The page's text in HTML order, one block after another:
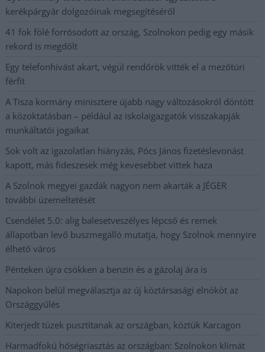
kerékpárgyár dolgozóinak megsegítéséről
41 fok fölé forrósodott az ország, Szolnokon pedig egy másik
rekord is megdőlt
Egy telefonhívást akart, végül rendőrök vitték el a mezőtúri
férfit
A Tisza kormány minisztere újabb nagy változásokról döntött
a közoktatásban – például az iskolaigazgatók visszakapják
munkáltatói jogaikat
Sok volt az igazolatlan hiányzás, Pócs János fizetéslevonást
kapott, más fideszesek még kevesebbet vittek haza
A Szolnok megyei gazdák nagyon nem akarták a JÉGER
további üzemeltetését
Csendélet 5.0: alig balesetveszélyes lépcső és remek
állapotban levő buszmegálló mutatja, hogy Szolnok mennyire
élhető város
Pénteken újra csökken a benzin és a gázolaj ára is
Napokon belül megválasztja az új köztársasági elnököt az
Országgyűlés
Kiterjedt tüzek pusztítanak az országban, köztük Karcagon
Harmadfokú hőségriasztás az országban: Szolnokon klímát